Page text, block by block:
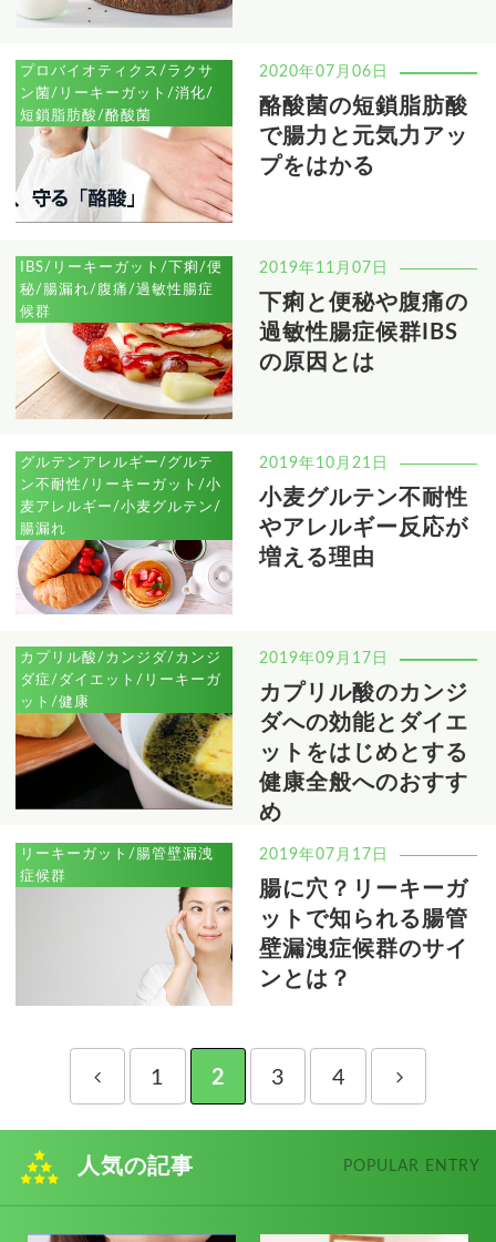
プロバイオティクス/ラクサ
ン菌/リーキーガット/消化/
短鎖脂肪酸/酪酸菌
2020年07月06日
酪酸菌の短鎖脂肪酸
で腸力と元気力アッ
プをはかる
IBS/リーキーガット/下痢/便
秘/腸漏れ/腹痛/過敏性腸症
候群
2019年11月07日
下痢と便秘や腹痛の
過敏性腸症候群IBS
の原因とは
グルテンアレルギー/グルテ
ン不耐性/リーキーガット/小
麦アレルギー/小麦グルテン/
腸漏れ
2019年10月21日
小麦グルテン不耐性
やアレルギー反応が
増える理由
カプリル酸/カンジダ/カンジ
ダ症/ダイエット/リーキーガ
ット/健康
2019年09月17日
カプリル酸のカンジ
ダへの効能とダイエ
ットをはじめとする
健康全般へのおすす
め
リーキーガット/腸管壁漏洩
症候群
2019年07月17日
腸に穴？リーキーガ
ットで知られる腸管
壁漏洩症候群のサイ
ンとは？
1 2 3 4
人気の記事 POPULAR ENTRY